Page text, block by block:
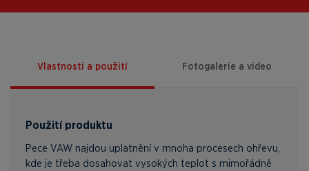
Vlastnosti a použití Fotogalerie a video
Použití produktu
Pece VAW najdou uplatnění v mnoha procesech ohřevu,
kde je třeba dosahovat vysokých teplot s mimořádně